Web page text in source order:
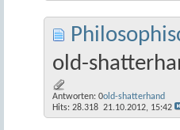
old-
Antworten: 0
Hits: 28.318
old-shatterhand
21.10.2012, 15:42